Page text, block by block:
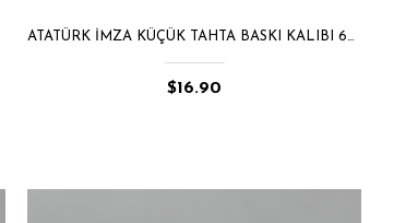
ATATÜRK İMZA KÜÇÜK TAHTA BASKI KALIBI 688
$16.90